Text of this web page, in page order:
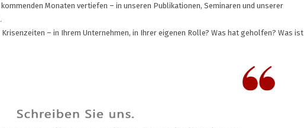
Monaten vertiefen – in unseren Publikationen, Seminaren und unserer
– in Ihrem Unternehmen, in Ihrer eigenen Rolle? Was hat geholfen? Was ist